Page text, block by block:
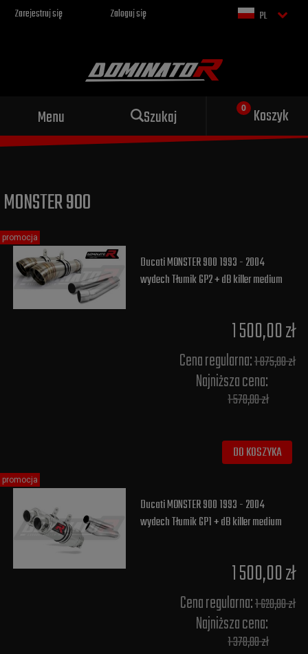
Zarejestruj się Zaloguj się PL
Menu Szukaj Koszyk
Sportowy wydech dla Twojego
MONSTER 900
Ducati MONSTER 900 1993 - 2004
wydech Tłumik GP2 + dB killer medium
1 500,00 zł
Cena regularna:1 875,00 zł
Najniższa cena:
1 578,00 zł
DO KOSZYKA
promocja
Ducati MONSTER 900 1993 - 2004
wydech Tłumik GP1 + dB killer medium
1 500,00 zł
Cena regularna:1 620,00 zł
Najniższa cena:
1 378,00 zł
promocja